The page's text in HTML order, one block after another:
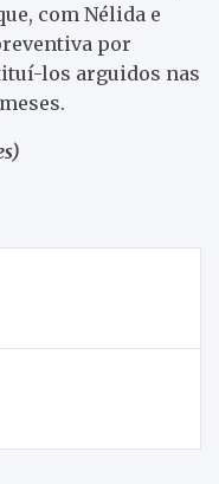
com Nélida e
por
los arguidos nas